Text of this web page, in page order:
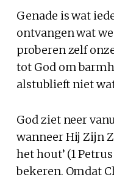
Genade is wat
ontvangen wat
proberen zelf
tot God om
alstublieft niet
God ziet neer
wanneer Hij Zijn
het hout’ (1
bekeren. Omdat